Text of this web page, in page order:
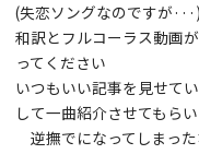
(失恋ソングなのですが···)
和訳とフルコーラス動画
ってください
いつもいい記事を見せて
して一曲紹介させてもら
逆撫でになってしまっ